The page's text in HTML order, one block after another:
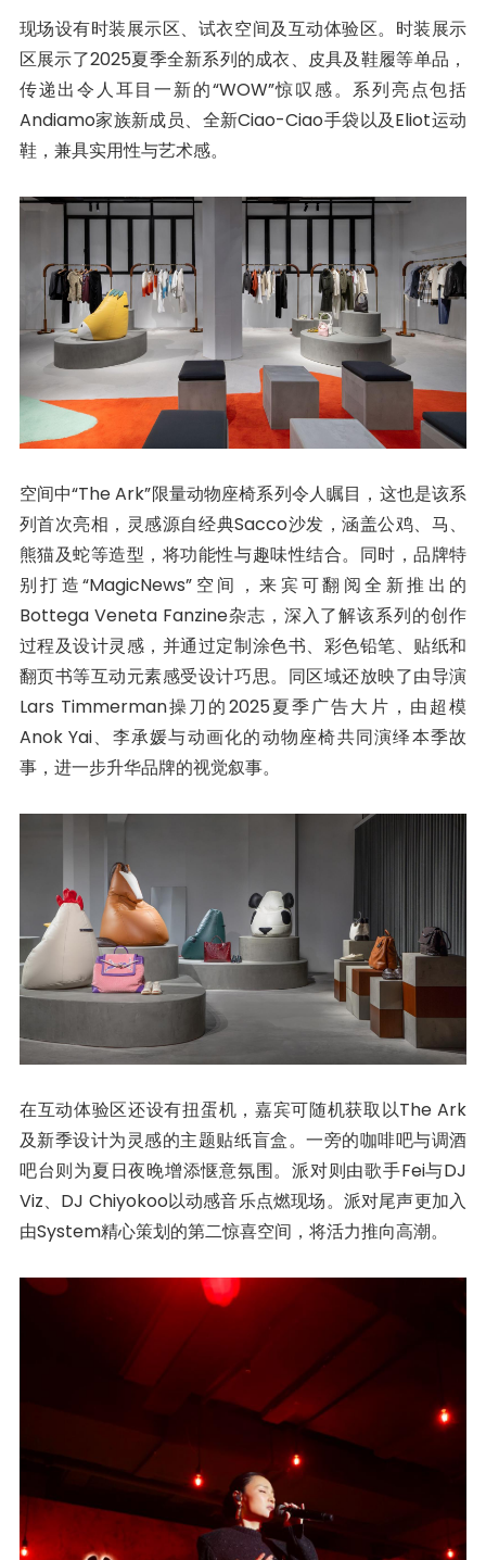
现场设有时装展示区、试衣空间及互动体验区。时装展示
区展示了2025夏季全新系列的成衣、皮具及鞋履等单品，
传递出令人耳目一新的“WOW”惊叹感。系列亮点包括
Andiamo家族新成员、全新Ciao-Ciao手袋以及Eliot运动
鞋，兼具实用性与艺术感。
空间中“The Ark”限量动物座椅系列令人瞩目，这也是该系
列首次亮相，灵感源自经典Sacco沙发，涵盖公鸡、马、
熊猫及蛇等造型，将功能性与趣味性结合。同时，品牌特
别打造“MagicNews”空间，来宾可翻阅全新推出的
Bottega Veneta Fanzine杂志，深入了解该系列的创作
过程及设计灵感，并通过定制涂色书、彩色铅笔、贴纸和
翻页书等互动元素感受设计巧思。同区域还放映了由导演
Lars Timmerman操刀的2025夏季广告大片，由超模
Anok Yai、李承媛与动画化的动物座椅共同演绎本季故
事，进一步升华品牌的视觉叙事。
在互动体验区还设有扭蛋机，嘉宾可随机获取以The Ark
及新季设计为灵感的主题贴纸盲盒。一旁的咖啡吧与调酒
吧台则为夏日夜晚增添惬意氛围。派对则由歌手Fei与DJ
Viz、DJ Chiyokoo以动感音乐点燃现场。派对尾声更加入
由System精心策划的第二惊喜空间，将活力推向高潮。